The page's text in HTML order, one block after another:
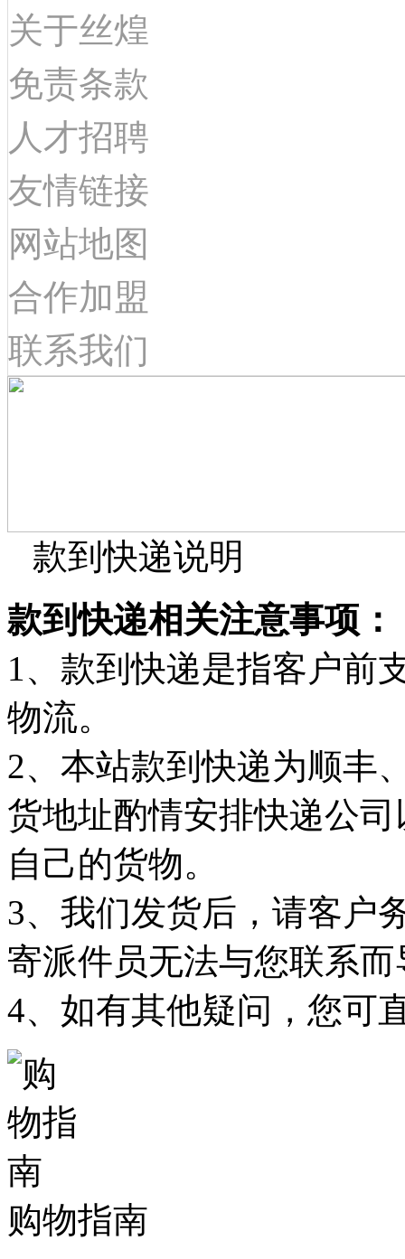
关于丝煌
免责条款
人才招聘
友情链接
网站地图
合作加盟
联系我们
款到快递说明
款到快递相关注意事项：
1、款到快递是指客户前
物流。
2、本站款到快递为顺丰
货地址酌情安排快递公
自己的货物。
3、我们发货后，请客户
寄派件员无法与您联系
4、如有其他疑问，您可
购物指南